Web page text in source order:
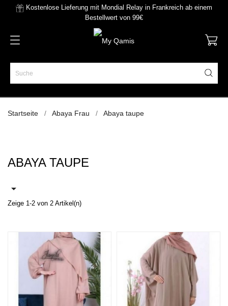
Kostenlose Lieferung mit Mondial Relay in Frankreich ab einem
Bestellwert von 99€
Startseite Abaya Frau Abaya taupe
ABAYA TAUPE

Zeige 1-2 von 2 Artikel(n)